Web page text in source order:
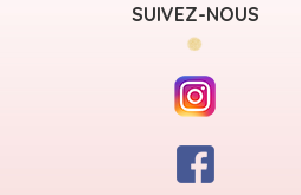
SUIVEZ-NOUS